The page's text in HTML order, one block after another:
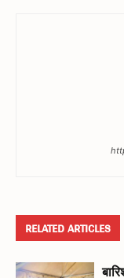
RELATED ARTICLES